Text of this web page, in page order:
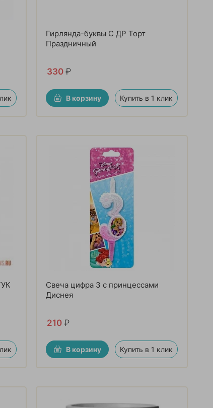
Гирлянда-буквы С ДР Торт
Праздничный
330 ₽
В корзину Купить в 1 клик
Свеча цифра 3 с принцессами
Диснея
210 ₽
В корзину Купить в 1 клик